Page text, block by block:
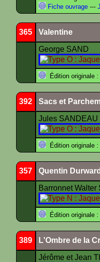
Fiche ouvrage ---
365 Valentine
George SAND
Édition originale :
392 Sacs et
Jules SANDEAU
Édition originale :
357 Quentin Durward
Barronnet Walter
Édition originale :
389 L'Ombre de la
Jérôme et Jean